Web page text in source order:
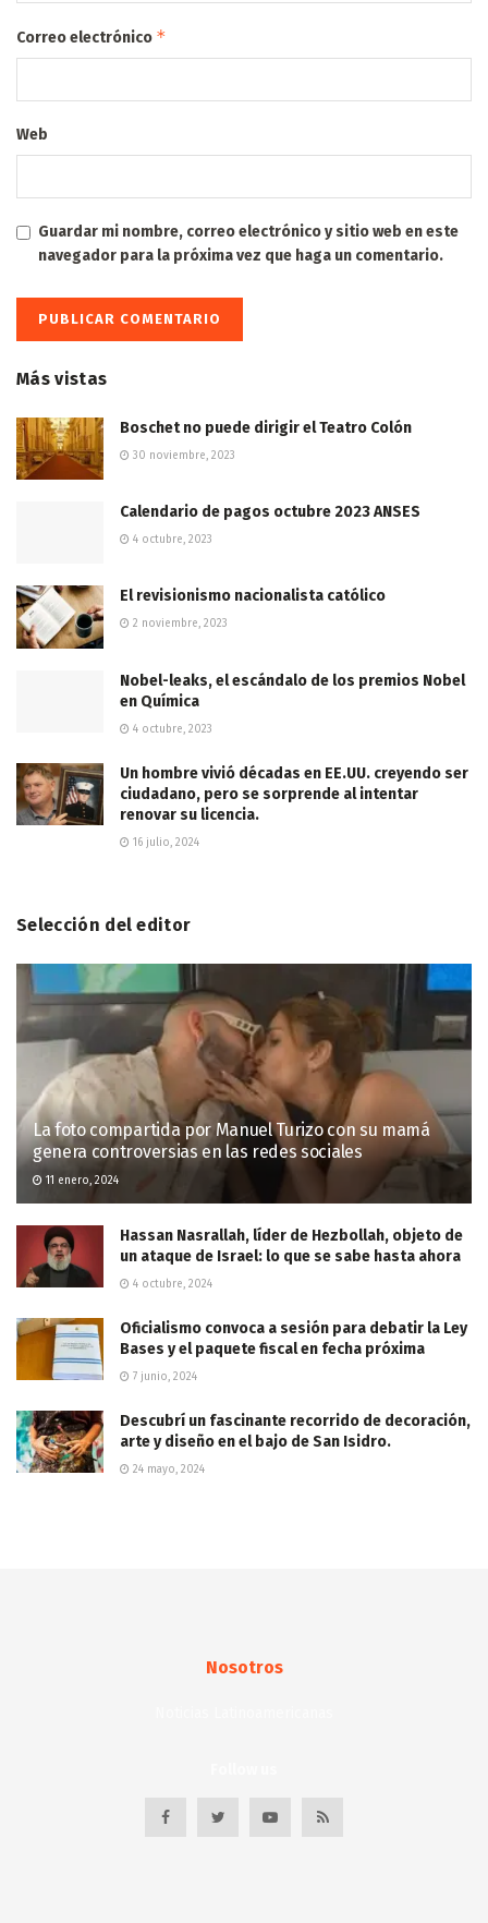
Correo electrónico *
Web
Guardar mi nombre, correo electrónico y sitio web en este
navegador para la próxima vez que haga un comentario.
Más vistas
Boschet no puede dirigir el Teatro Colón
30 noviembre, 2023
Calendario de pagos octubre 2023 ANSES
4 octubre, 2023
El revisionismo nacionalista católico
2 noviembre, 2023
Nobel-leaks, el escándalo de los premios Nobel
en Química
4 octubre, 2023
Un hombre vivió décadas en EE.UU. creyendo ser
ciudadano, pero se sorprende al intentar
renovar su licencia.
16 julio, 2024
Selección del editor
La foto compartida por Manuel Turizo con su mamá
genera controversias en las redes sociales
11 enero, 2024
Hassan Nasrallah, líder de Hezbollah, objeto de
un ataque de Israel: lo que se sabe hasta ahora
4 octubre, 2024
Oficialismo convoca a sesión para debatir la Ley
Bases y el paquete fiscal en fecha próxima
7 junio, 2024
Descubrí un fascinante recorrido de decoración,
arte y diseño en el bajo de San Isidro.
24 mayo, 2024
Nosotros